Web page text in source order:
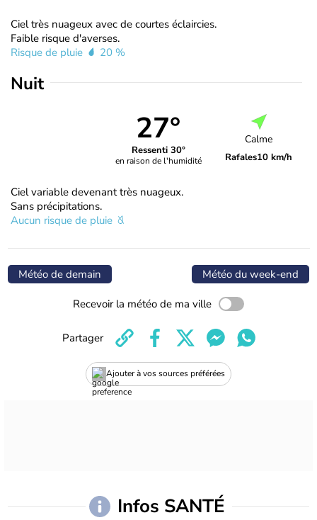
Ciel très nuageux avec de courtes éclaircies.
Faible risque d'averses.
Risque de pluie
20 %
Nuit
27°
Ressenti 30°
en raison de l'humidité
Calme
Rafales10 km/h
Ciel variable devenant très nuageux.
Sans précipitations.
Aucun risque de pluie
Météo de demain Météo du week-end
Recevoir la météo de ma ville
Ajouter à vos sources préférées
Partager
Infos SANTÉ